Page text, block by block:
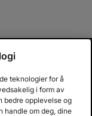
teknologier for å
i form av
bedre opplevelse og
handle om deg, dine